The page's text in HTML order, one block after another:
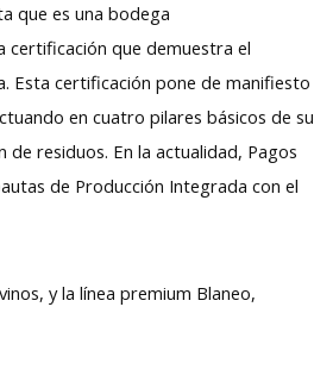
que es una bodega
certificación que demuestra el
Esta certificación pone de manifiesto
en cuatro pilares básicos de su
residuos. En la actualidad, Pagos
de Producción Integrada con el
y la línea premium Blaneo,